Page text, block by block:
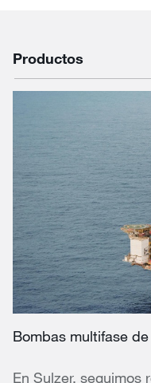
Productos
Bombas multifase
En Sulzer, seguimos